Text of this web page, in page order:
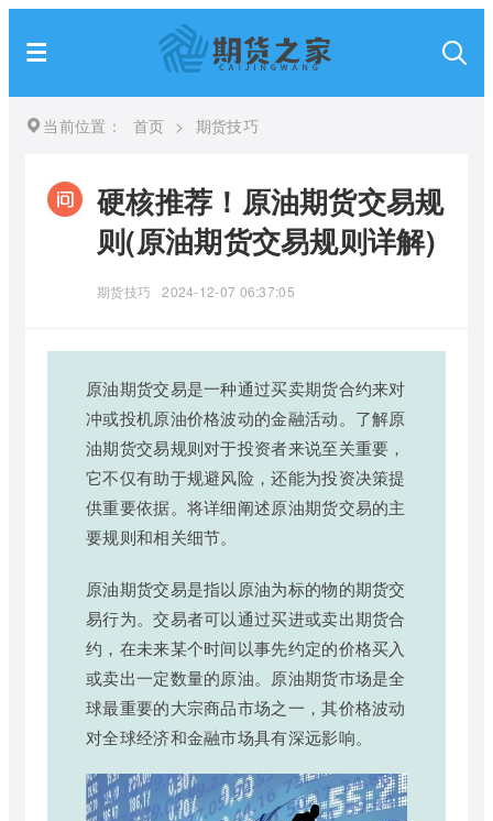
当前位置： 首页 > 期货技巧
硬核推荐！原油期货交易规
则(原油期货交易规则详解)
期货技巧 2024-12-07 06:37:05
原油期货交易是一种通过买卖期货合约来对
冲或投机原油价格波动的金融活动。了解原
油期货交易规则对于投资者来说至关重要，
它不仅有助于规避风险，还能为投资决策提
供重要依据。将详细阐述原油期货交易的主
要规则和相关细节。
原油期货交易是指以原油为标的物的期货交
易行为。交易者可以通过买进或卖出期货合
约，在未来某个时间以事先约定的价格买入
或卖出一定数量的原油。原油期货市场是全
球最重要的大宗商品市场之一，其价格波动
对全球经济和金融市场具有深远影响。